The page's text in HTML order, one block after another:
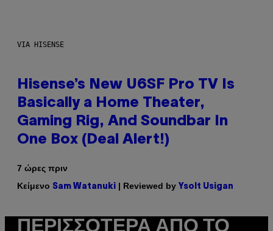
VIA HISENSE
Hisense’s New U6SF Pro TV Is
Basically a Home Theater,
Gaming Rig, And Soundbar In
One Box (Deal Alert!)
7 ώρες πριν
Κείμενο Sam Watanuki | Reviewed by Ysolt Usigan
ΠΕΡΙΣΣΌΤΕΡΑ ΑΠΌ ΤΟ